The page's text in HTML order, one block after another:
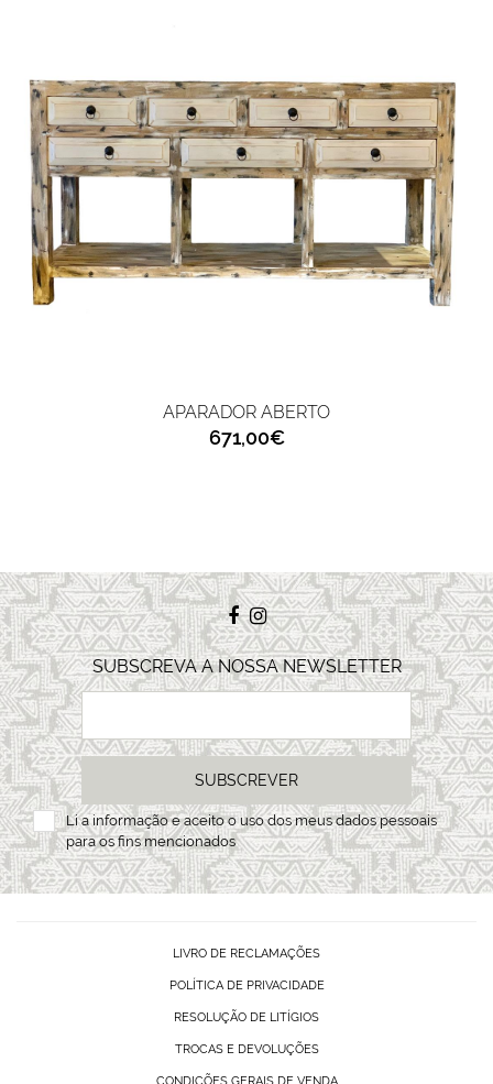
APARADOR ABERTO
671,00€
SUBSCREVA A NOSSA NEWSLETTER
SUBSCREVER
Li a informaçãoe aceito o uso dos meus dados pessoais
para os fins mencionados
LIVRO DE RECLAMAÇÕES
POLÍTICA DE PRIVACIDADE
RESOLUÇÃO DE LITÍGIOS
TROCAS E DEVOLUÇÕES